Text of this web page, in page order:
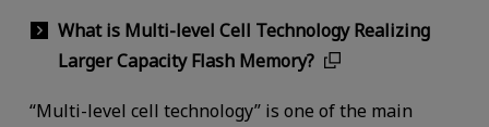
What is Multi-level Cell Technology Realizing
Larger Capacity Flash Memory?
“Multi-level cell technology” is one of the main